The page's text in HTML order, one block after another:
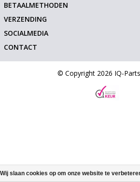
BETAALMETHODEN
VERZENDING
SOCIALMEDIA
CONTACT
© Copyright 2026 IQ-
Wij slaan cookies op om onze website te